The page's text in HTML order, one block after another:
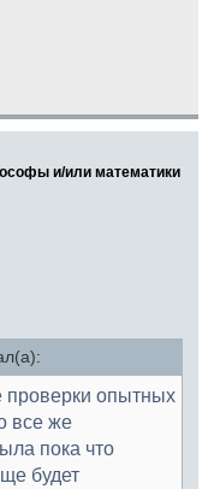
и/или математики
проверки опытных
все же
пока что
будет